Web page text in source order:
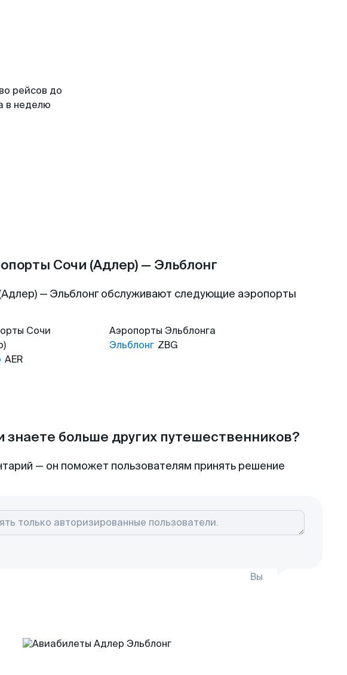
рейсов до
в неделю
Сочи (Адлер) — Эльблонг
— Эльблонг обслуживают следующие аэропорты
Сочи
AER
Аэропорты Эльблонга
Эльблонг ZBG
знаете больше других путешественников?
— он поможет пользователям принять решение
Вы